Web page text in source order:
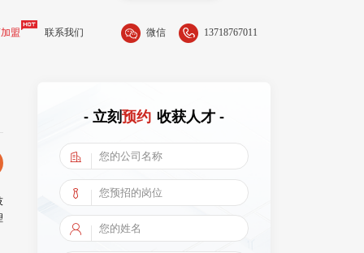
盟 联系我们 微信 13718767011
- 立刻预约 收获人才 -